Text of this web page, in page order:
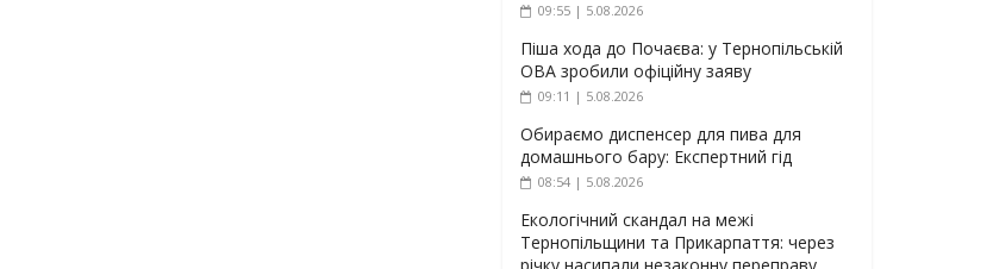
09:55 | 5.08.2026
Піша хода до Почаєва: у Тернопільській
ОВА зробили офіційну заяву
09:11 | 5.08.2026
Обираємо диспенсер для пива для
домашнього бару: Експертний гід
08:54 | 5.08.2026
Екологічний скандал на межі
Тернопільщини та Прикарпаття: через